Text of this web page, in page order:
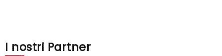
I nostri Partner